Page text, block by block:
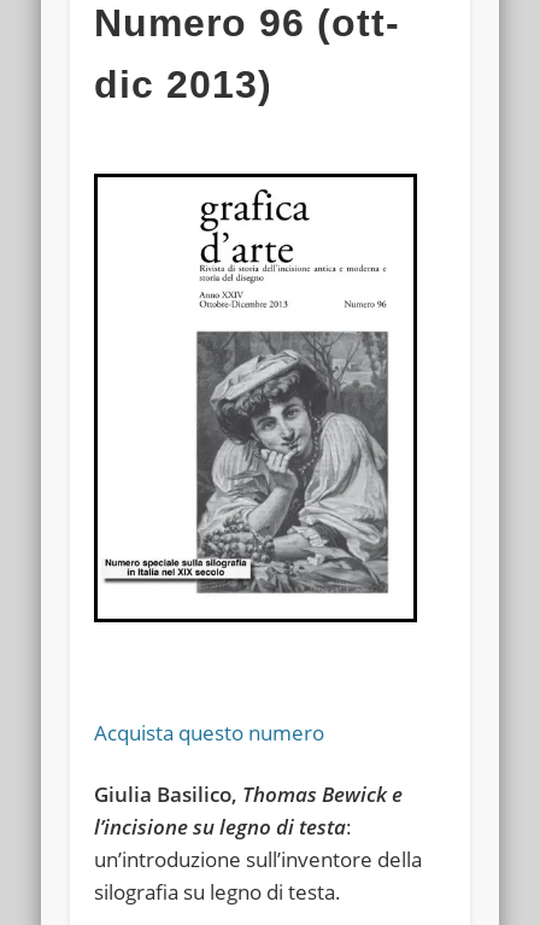
Numero 96 (ott-
dic 2013)
Acquista questo numero
Giulia Basilico, Thomas Bewick e
l’incisione su legno di testa:
un’introduzione sull’inventore della
silografia su legno di testa.